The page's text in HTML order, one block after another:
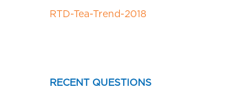
t
a
RTD-Tea-Trend-2018
RECENT QUESTIONS